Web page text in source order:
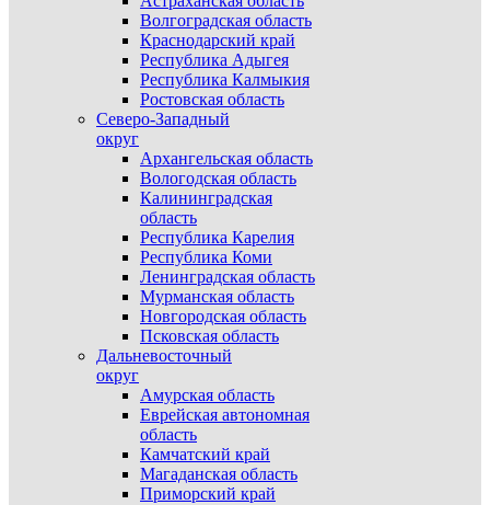
Волгоградская область
Краснодарский край
Республика Адыгея
Республика Калмыкия
Ростовская область
Северо-Западный
округ
Архангельская область
Вологодская область
Калининградская
область
Республика Карелия
Республика Коми
Ленинградская область
Мурманская область
Новгородская область
Псковская область
Дальневосточный
округ
Амурская область
Еврейская автономная
область
Камчатский край
Магаданская область
Приморский край